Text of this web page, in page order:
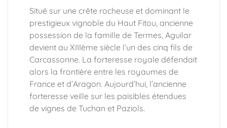
Situé sur une crête rocheuse et dominant le
prestigieux vignoble du Haut Fitou, ancienne
possession de la famille de Termes, Aguilar
devient au XIIIème siècle l’un des cinq fils de
Carcassonne. La forteresse royale défendait
alors la frontière entre les royaumes de
France et d’Aragon. Aujourd’hui, l’ancienne
forteresse veille sur les paisibles étendues
de vignes de Tuchan et Paziols.